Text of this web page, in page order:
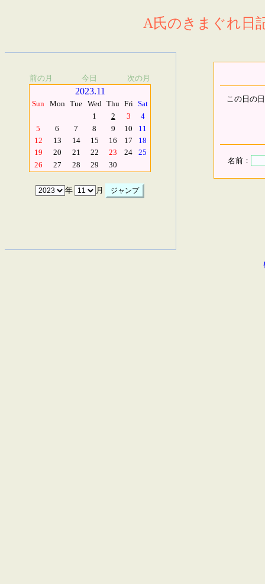
A氏のきまぐれ日
前の月 今日 次の月
2023.11
Sun Mon Tue Wed Thu Fri Sat
1
2 3
4
5
6 7 8 9 10
11
12
13 14 15 16 17
18
19
20 21 22 23 24
25
26
27 28 29 30
年 月
この日の
名前：